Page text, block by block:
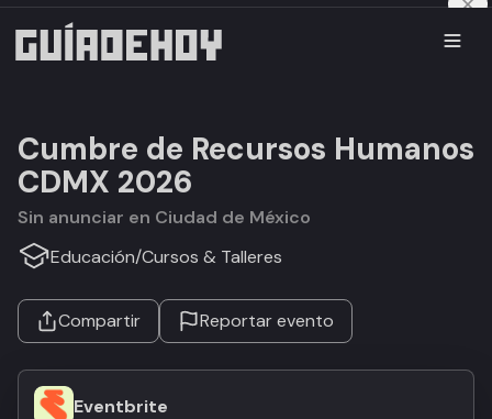
Cumbre de Recursos Humanos
CDMX 2026
Sin anunciar en Ciudad de México
Educación/Cursos & Talleres
Compartir Reportar evento
Eventbrite